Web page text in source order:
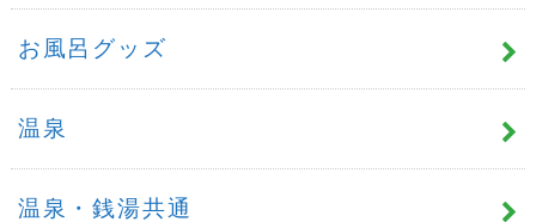
お風呂グッズ
温泉
温泉・銭湯共通